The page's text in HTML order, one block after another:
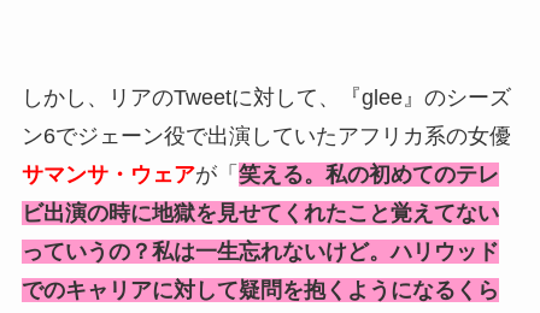
しかし、リアのTweetに対して、『glee』のシーズ
ン6でジェーン役で出演していたアフリカ系の女優
サマンサ・ウェアが「 笑える。私の初めてのテレ
ビ出演の時に地獄を見せてくれたこと覚えてない
っていうの？私は一生忘れないけど。ハリウッド
でのキャリアに対して疑問を抱くようになるくら